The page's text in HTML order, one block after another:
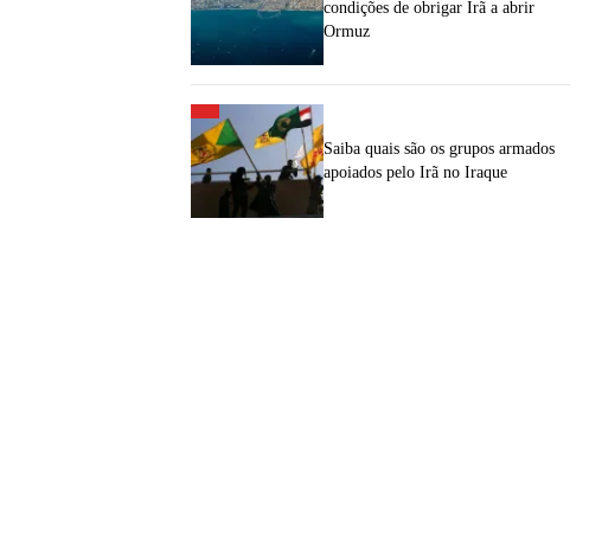
condições de obrigar Irã a abrir
Ormuz
Saiba quais são os grupos armados
apoiados pelo Irã no Iraque